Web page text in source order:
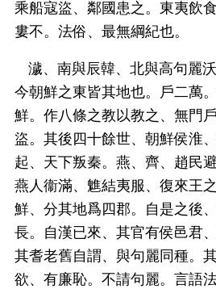
乘船寇盜、鄰國患之。東夷飲
婁不。法俗、最無綱紀也。
濊、南與辰韓、北與高句麗
今朝鮮之東皆其地也。戶二萬
鮮。作八條之教以教之、無門
盜。其後四十餘世、朝鮮侯淮
起、天下叛秦。燕、齊、趙民
燕人衞滿、魋結夷服、復來王
鮮、分其地爲四郡。自是之後
長。自漢已來、其官有侯邑君
其耆老舊自謂、與句麗同種。
欲、有廉恥。不請句麗。言語